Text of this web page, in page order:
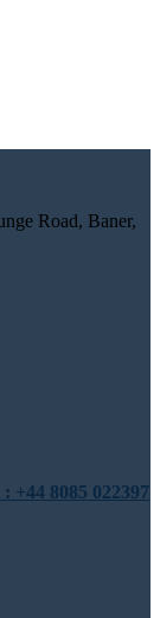
Road, Baner,
+44 8085 022397